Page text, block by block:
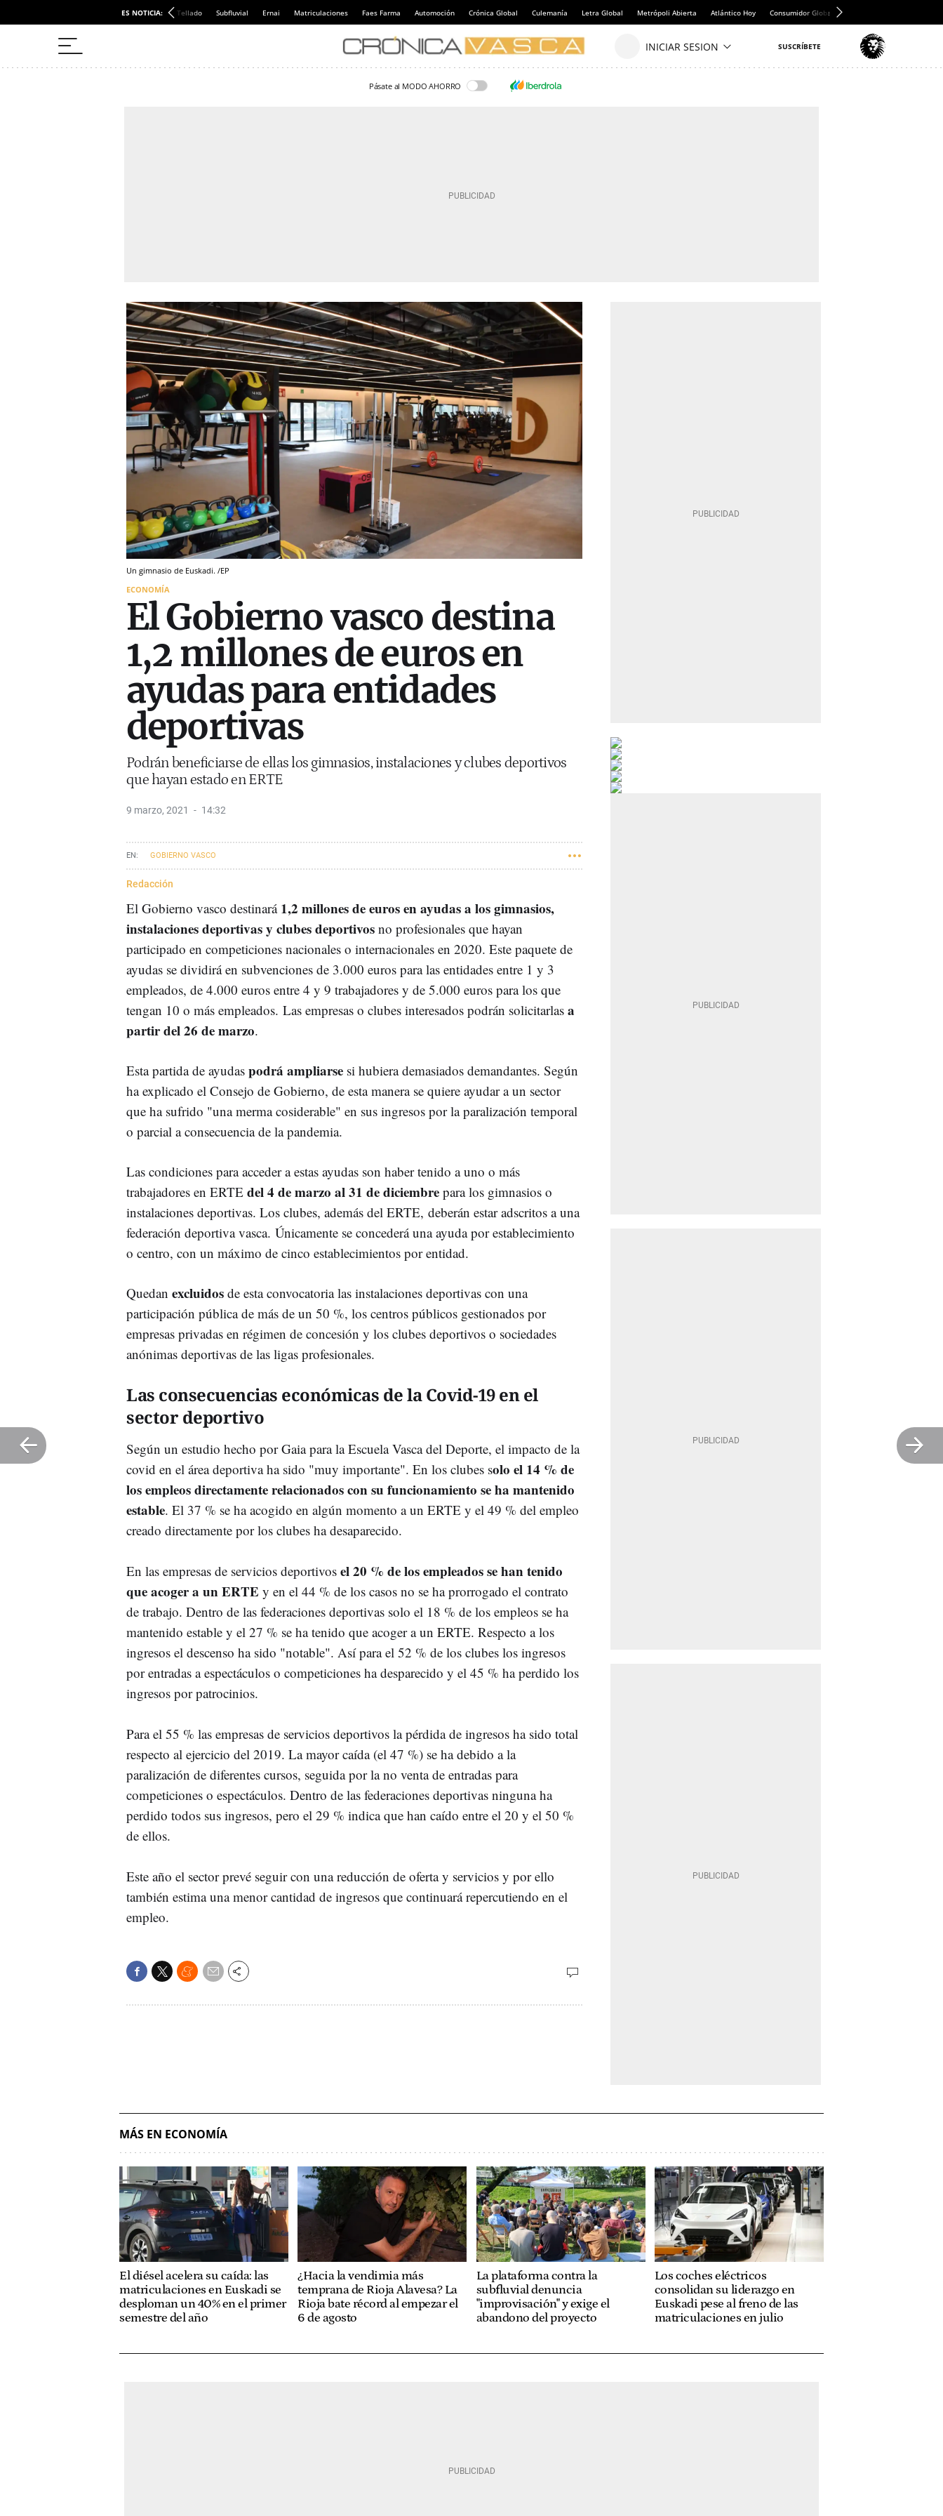
ES NOTICIA: Tellado Subfluvial Ernai Matriculaciones Faes Farma Automoción Crónica Global Culemanía Letra Global Metrópoli Abierta Atlántico Hoy Consumidor Global
Pásate al MODO AHORRO
Un gimnasio de Euskadi. /EP
ECONOMÍA
El Gobierno vasco destina
1,2 millones de euros en
ayudas para entidades
deportivas
Podrán beneficiarse de ellas los gimnasios, instalaciones y clubes deportivos
que hayan estado en ERTE
9 marzo, 2021 14:32
GOBIERNO VASCO
Redacción
El Gobierno vasco destinará 1,2 millones de euros en ayudas a los gimnasios,
instalaciones deportivas y clubes deportivos no profesionales que hayan
participado en competiciones nacionales o internacionales en 2020. Este paquete de
ayudas se dividirá en subvenciones de 3.000 euros para las entidades entre 1 y 3
empleados, de 4.000 euros entre 4 y 9 trabajadores y de 5.000 euros para los que
tengan 10 o más empleados. Las empresas o clubes interesados podrán solicitarlas a
partir del 26 de marzo.
Esta partida de ayudas podrá ampliarse si hubiera demasiados demandantes. Según
ha explicado el Consejo de Gobierno, de esta manera se quiere ayudar a un sector
que ha sufrido "una merma cosiderable" en sus ingresos por la paralización temporal
o parcial a consecuencia de la pandemia.
Las condiciones para acceder a estas ayudas son haber tenido a uno o más
trabajadores en ERTE del 4 de marzo al 31 de diciembre para los gimnasios o
instalaciones deportivas. Los clubes, además del ERTE, deberán estar adscritos a una
federación deportiva vasca. Únicamente se concederá una ayuda por establecimiento
o centro, con un máximo de cinco establecimientos por entidad.
Quedan excluidos de esta convocatoria las instalaciones deportivas con una
participación pública de más de un 50 %, los centros públicos gestionados por
empresas privadas en régimen de concesión y los clubes deportivos o sociedades
anónimas deportivas de las ligas profesionales.
Las consecuencias económicas de la Covid-19 en el
sector deportivo
Según un estudio hecho por Gaia para la Escuela Vasca del Deporte, el impacto de la
covid en el área deportiva ha sido "muy importante". En los clubes solo el 14 % de
los empleos directamente relacionados con su funcionamiento se ha mantenido
estable. El 37 % se ha acogido en algún momento a un ERTE y el 49 % del empleo
creado directamente por los clubes ha desaparecido.
En las empresas de servicios deportivos el 20 % de los empleados se han tenido
que acoger a un ERTE y en el 44 % de los casos no se ha prorrogado el contrato
de trabajo. Dentro de las federaciones deportivas solo el 18 % de los empleos se ha
mantenido estable y el 27 % se ha tenido que acoger a un ERTE. Respecto a los
ingresos el descenso ha sido "notable". Así para el 52 % de los clubes los ingresos
por entradas a espectáculos o competiciones ha desparecido y el 45 % ha perdido los
ingresos por patrocinios.
Para el 55 % las empresas de servicios deportivos la pérdida de ingresos ha sido total
respecto al ejercicio del 2019. La mayor caída (el 47 %) se ha debido a la
paralización de diferentes cursos, seguida por la no venta de entradas para
competiciones o espectáculos. Dentro de las federaciones deportivas ninguna ha
perdido todos sus ingresos, pero el 29 % indica que han caído entre el 20 y el 50 %
de ellos.
Este año el sector prevé seguir con una reducción de oferta y servicios y por ello
también estima una menor cantidad de ingresos que continuará repercutiendo en el
empleo.
MÁS EN ECONOMÍA
El diésel acelera su caída: las
matriculaciones en Euskadi se
desploman un 40% en el primer
semestre del año
¿Hacia la vendimia más
temprana de Rioja Alavesa? La
Rioja bate récord al empezar el
6 de agosto
La plataforma contra la
subfluvial denuncia
"improvisación" y exige el
abandono del proyecto
Los coches eléctricos
consolidan su liderazgo en
Euskadi pese al freno de las
matriculaciones en julio